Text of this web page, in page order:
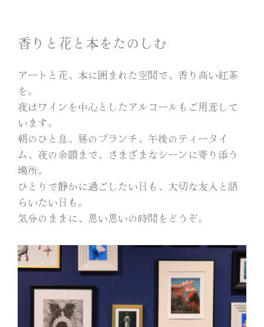
香りと花と本をたのしむ
アートと花、本に囲まれた空間で、香り高い紅茶
を。
夜はワインを中心としたアルコールもご用意して
います。
朝のひと息、昼のブランチ、午後のティータイ
ム、夜の余韻まで、さまざまなシーンに寄り添う
場所。
ひとりで静かに過ごしたい日も、大切な友人と語
らいたい日も。
気分のままに、思い思いの時間をどうぞ。